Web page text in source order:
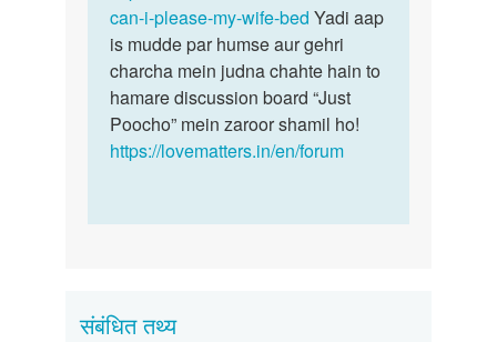
can-i-please-my-wife-bed Yadi aap
is mudde par humse aur gehri
charcha mein judna chahte hain to
hamare discussion board “Just
Poocho” mein zaroor shamil ho!
https://lovematters.in/en/forum
संबंधित तथ्य